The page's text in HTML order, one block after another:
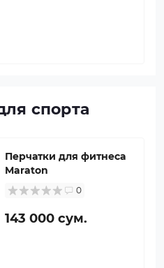
спорта
Перчатки для фитнеса
Maraton
0
143 000 сум.